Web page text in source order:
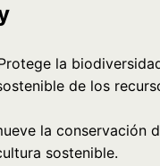
la
de los
la conservación
sostenible.